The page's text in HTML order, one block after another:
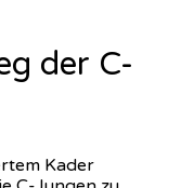
der C-
Kader